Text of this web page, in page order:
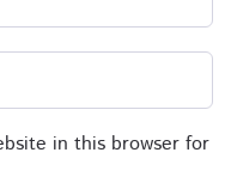
in this browser for